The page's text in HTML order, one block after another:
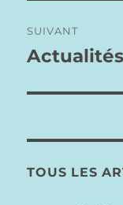
SUIVANT
Publication
TOUS LES